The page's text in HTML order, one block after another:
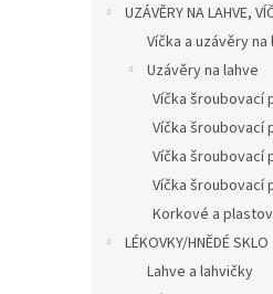
UZÁVĚRY NA LAHVE,
Víčka a uzávěry
Uzávěry na lahve
Víčka šroubovací
Víčka šroubovací
Víčka šroubovací
Víčka šroubovací
Korkové a
LÉKOVKY/HNĚDÉ SKLO
Lahve a lahvičky